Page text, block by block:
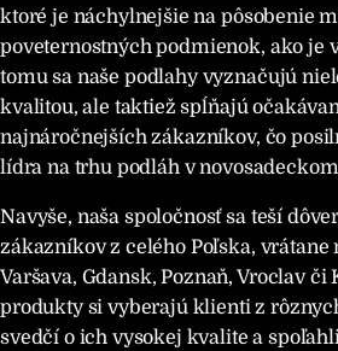
ktoré je náchylnejšie na pôsobenie
poveternostných podmienok, ako je
tomu sa naše podlahy vyznačujú
kvalitou, ale taktiež spĺňajú
najnáročnejších zákazníkov, čo
lídra na trhu podláh v
Navyše, naša spoločnosť sa teší
zákazníkov z celého Poľska, vrátane
Varšava, Gdansk, Poznaň, Vroclav či
produkty si vyberajú klienti z
svedčí o ich vysokej kvalite a